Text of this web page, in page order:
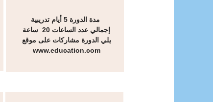
إجمالي عدد الساعات 20 ساعة
يلي الدورة مشاركات على موقع
www.education.com